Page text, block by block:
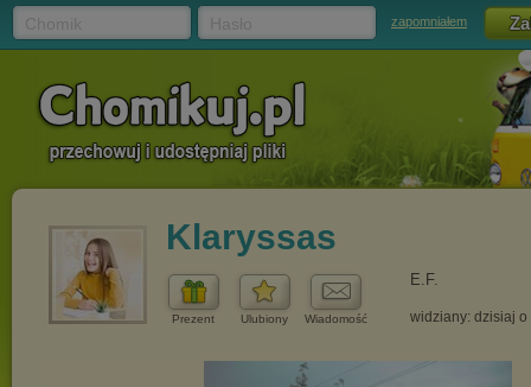
zapomniałem
Klaryssas
Prezent Ulubiony Wiadomość
E.F.
widziany: dzisiaj o